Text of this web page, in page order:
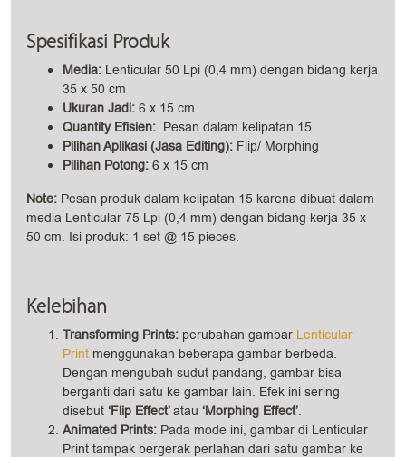
Spesifikasi Produk
Media: Lenticular 50 Lpi (0,4 mm) dengan bidang kerja
35 x 50 cm
Ukuran Jadi: 6 x 15 cm
Quantity Efisien: Pesan dalam kelipatan 15
Pilihan Aplikasi (Jasa Editing): Flip/ Morphing
Pilihan Potong: 6 x 15 cm
Note: Pesan produk dalam kelipatan 15 karena dibuat dalam
media Lenticular 75 Lpi (0,4 mm) dengan bidang kerja 35 x
50 cm. Isi produk: 1 set @ 15 pieces.
Kelebihan
Transforming Prints: perubahan gambar Lenticular
Print menggunakan beberapa gambar berbeda.
Dengan mengubah sudut pandang, gambar bisa
berganti dari satu ke gambar lain. Efek ini sering
disebut ‘Flip Effect’atau ‘Morphing Effect’.
Animated Prints: Pada mode ini, gambar di Lenticular
Print tampak bergerak perlahan dari satu gambar ke